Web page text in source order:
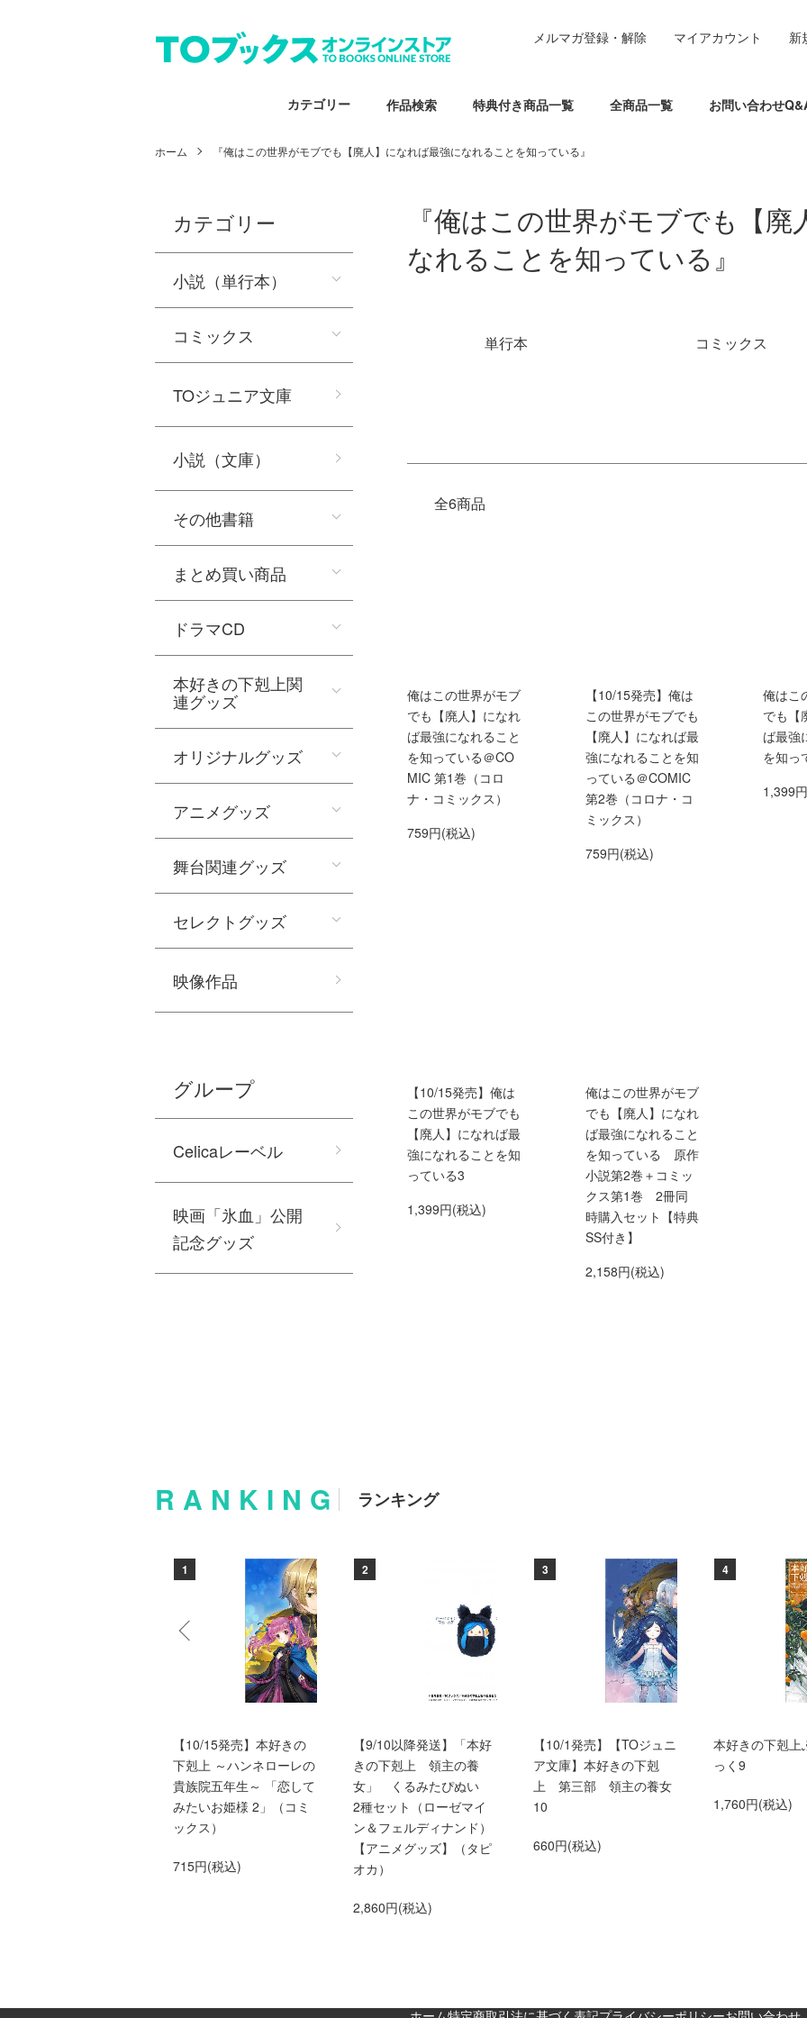
カテゴリー 作品検索 特典付き商品一覧 全商品一覧 お問い合わせ
メルマガ登録・解除 マイアカウント 新
ホーム 『俺はこの世界がモブでも【廃人】になれば最強になれることを知っている』
『俺はこの世界がモブでも【
なれることを知っている』
単行本
コミックス
全6商品
俺はこの世界がモブ
でも【廃人】になれ
ば最強になれること
を知っている＠CO
MIC 第1巻（コロ
ナ・コミックス）
759円(税込)
【10/15発売】俺は
この世界がモブでも
【廃人】になれば最
強になれることを知
っている＠COMIC
第2巻（コロナ・コ
ミックス）
759円(税込)
俺はこ
でも【
ば最強
を知っ
1,399
【10/15発売】俺は
この世界がモブでも
【廃人】になれば最
強になれることを知
っている3
1,399円(税込)
俺はこの世界がモブ
でも【廃人】になれ
ば最強になれること
を知っている 原作
小説第2巻＋コミッ
クス第1巻 2冊同
時購入セット【特典
SS付き】
2,158円(税込)
カテゴリー
小説（単行本）
コミックス
TOジュニア文庫
小説（文庫）
その他書籍
まとめ買い商品
ドラマCD
本好きの下剋上関
連グッズ
オリジナルグッズ
アニメグッズ
舞台関連グッズ
セレクトグッズ
映像作品
グループ
Celicaレーベル
映画「氷血」公開
記念グッズ
RANKING ランキング
1
【10/15発売】本好きの
下剋上 ～ハンネローレの
貴族院五年生～ 「恋して
みたいお姫様 2」（コミ
ックス）
715円(税込)
2
【9/10以降発送】「本好
きの下剋上 領主の養
女」 くるみたぴぬい
2種セット（ローゼマイ
ン＆フェルディナンド）
【アニメグッズ】（タピ
オカ）
2,860円(税込)
3
【10/1発売】【TOジュニ
ア文庫】本好きの下剋
上 第三部 領主の養女
10
660円(税込)
4
本好きの下剋上
っく9
1,760円(税込)